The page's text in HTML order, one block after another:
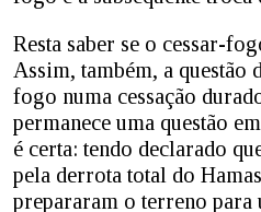
Resta saber se o cessar-
Assim, também, a questão
fogo numa cessação
permanece uma questão
é certa: tendo declarado
pela derrota total do
prepararam o terreno